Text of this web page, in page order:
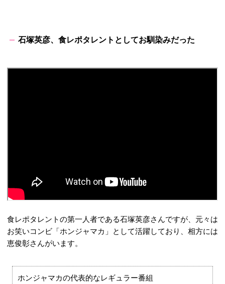
石塚英彦、食レポタレントとしてお馴染みだった
食レポタレントの第一人者である石塚英彦さんですが、元々は
お笑いコンビ「ホンジャマカ」として活躍しており、相方には
恵俊彰さんがいます。
ホンジャマカの代表的なレギュラー番組